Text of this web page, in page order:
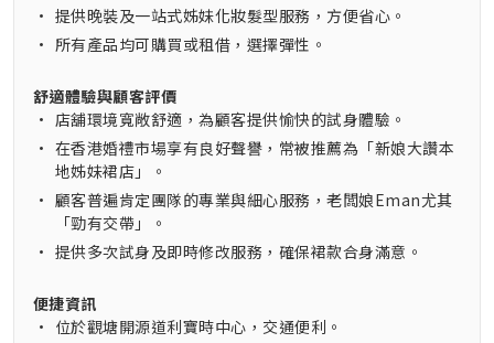
• 提供晚裝及一站式姊妹化妝髮型服務，方便省心。
• 所有產品均可購買或租借，選擇彈性。
舒適體驗與顧客評價
• 店舖環境寬敞舒適，為顧客提供愉快的試身體驗。
• 在香港婚禮市場享有良好聲譽，常被推薦為「新娘大讚本
地姊妹裙店」。
• 顧客普遍肯定團隊的專業與細心服務，老闆娘Eman尤其
「勁有交帶」。
• 提供多次試身及即時修改服務，確保裙款合身滿意。
便捷資訊
• 位於觀塘開源道利寶時中心，交通便利。